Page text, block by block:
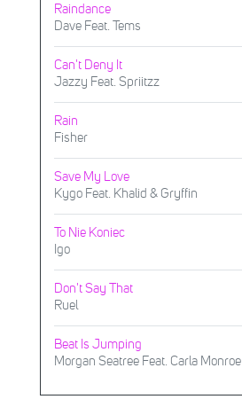
Raindance
Dave Feat. Tems
Can't Deny It
Jazzy Feat. Spriitzz
Rain
Fisher
Save My Love
Kygo Feat. Khalid & Gryffin
To Nie Koniec
Igo
Don't Say That
Ruel
Beat Is Jumping
Morgan Seatree Feat. Carla Monroe